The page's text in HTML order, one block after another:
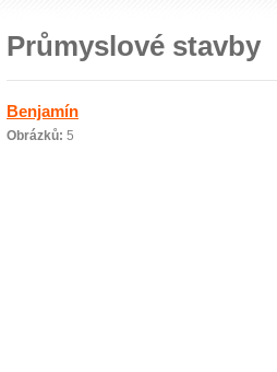
Průmyslové stavby
Benjamín
Obrázků: 5